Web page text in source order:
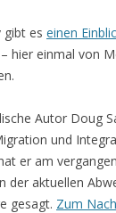
gibt es einen
– hier einmal von
Autor Doug
und
er am
der aktuellen
gesagt. Zum